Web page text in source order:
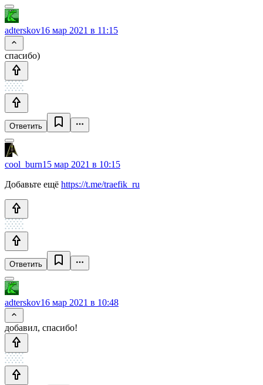
adterskov16 мар 2021 в 11:15
спасибо)
Ответить
cool_burn15 мар 2021 в 10:15
Добавьте ещё https://t.me/traefik_ru
Ответить
adterskov16 мар 2021 в 10:48
добавил, спасибо!